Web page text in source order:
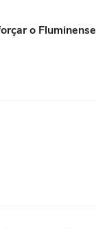
o Fluminense